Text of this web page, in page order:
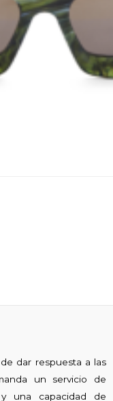
dar respuesta a las
un servicio de
y una capacidad de